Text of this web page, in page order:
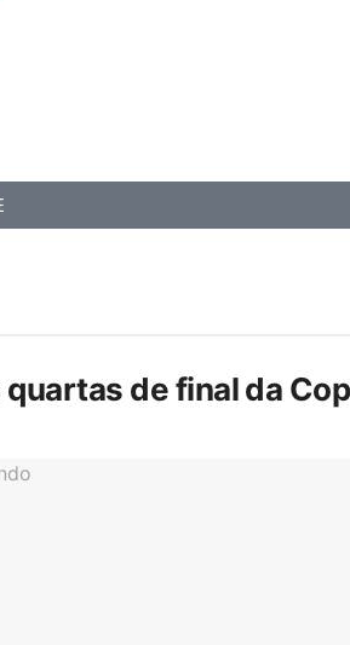
de final da